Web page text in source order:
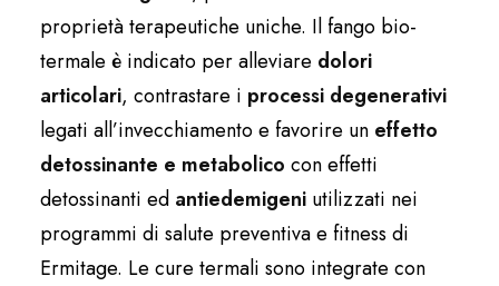
proprietà terapeutiche uniche. Il fango bio-
termale è indicato per alleviare dolori
articolari, contrastare i processi degenerativi
legati all’invecchiamento e favorire un effetto
detossinante e metabolico con effetti
detossinanti ed antiedemigeni utilizzati nei
programmi di salute preventiva e fitness di
Ermitage. Le cure termali sono integrate con